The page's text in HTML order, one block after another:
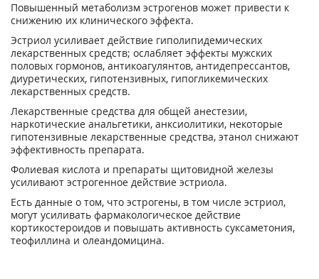
Повышенный метаболизм эстрогенов может привести к
снижению их клинического эф­фекта.
Эстриол усиливает действие гиполипидемических
лекарственных средств; ослабляет эф­фекты мужских
половых гормонов, антикоагулянтов, антидепрессантов,
диуретических, гипотензивных, гипогликемических
лекарственных средств.
Лекарственные средства для общей анестезии,
наркотические анальгетики, анксиолитики, некоторые
гипотензивные лекарственные средства, этанол снижают
эффективность пре­парата.
Фолиевая кислота и препараты щитовидной железы
усиливают эстрогенное действие эст­риола.
Есть данные о том, что эстрогены, в том числе эстриол,
могут усиливать фармакологиче­ское действие
кортикостероидов и повышать активность суксаметония,
теофиллина и олеандомицина.